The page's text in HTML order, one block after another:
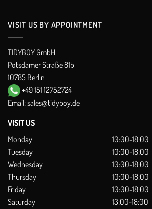
VISIT US BY APPOINTMENT
TIDYBOY GmbH
Potsdamer Straße 81b
10785 Berlin
+49 151 12752724
Email:sales@tidyboy.de
VISIT US
Monday
10:00-18:00
Tuesday
10:00-18:00
Wednesday
10:00-18:00
Thursday
10:00-18:00
Friday
10:00-18:00
Saturday
13:00-18:00